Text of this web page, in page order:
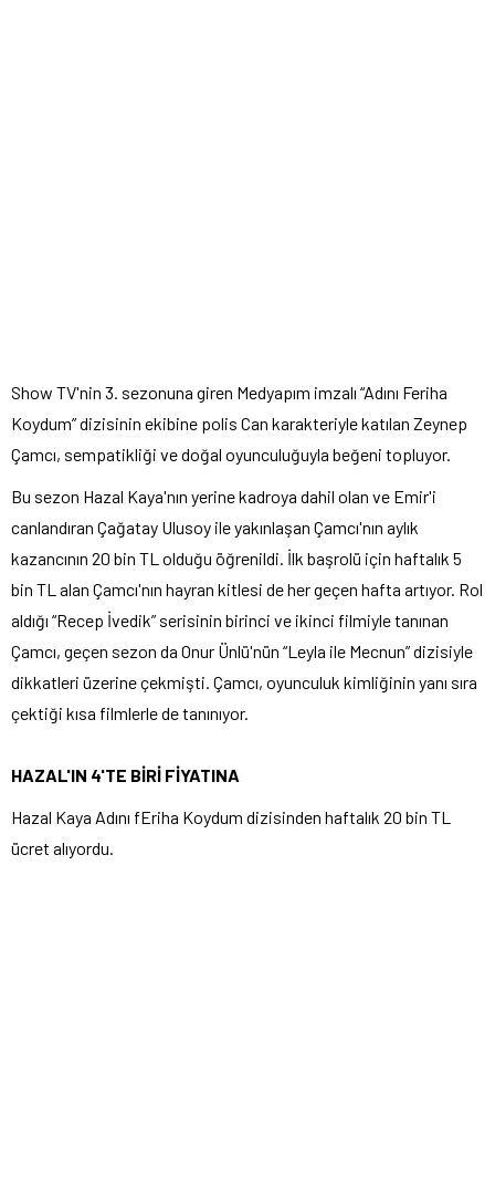
Show TV'nin 3. sezonuna giren Medyapım imzalı “Adını Feriha
Koydum” dizisinin ekibine polis Can karakteriyle katılan Zeynep
Çamcı, sempatikliği ve doğal oyunculuğuyla beğeni topluyor.
Bu sezon Hazal Kaya'nın yerine kadroya dahil olan ve Emir'i
canlandıran Çağatay Ulusoy ile yakınlaşan Çamcı'nın aylık
kazancının 20 bin TL olduğu öğrenildi. İlk başrolü için haftalık 5
bin TL alan Çamcı'nın hayran kitlesi de her geçen hafta artıyor. Rol
aldığı “Recep İvedik” serisinin birinci ve ikinci filmiyle tanınan
Çamcı, geçen sezon da Onur Ünlü'nün “Leyla ile Mecnun” dizisiyle
dikkatleri üzerine çekmişti. Çamcı, oyunculuk kimliğinin yanı sıra
çektiği kısa filmlerle de tanınıyor.
HAZAL'IN 4'TE BİRİ FİYATINA
Hazal Kaya Adını fEriha Koydum dizisinden haftalık 20 bin TL
ücret alıyordu.